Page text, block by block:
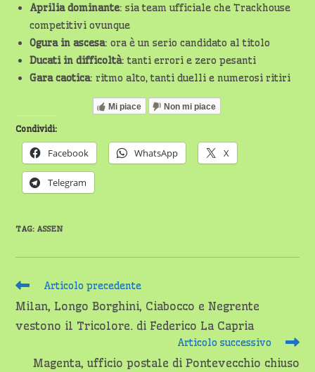
Aprilia dominante: sia team ufficiale che Trackhouse
competitivi ovunque
Ogura in ascesa: ora è un serio candidato al titolo
Ducati in difficoltà: tanti errori e zero pesanti
Gara caotica: ritmo alto, tanti duelli e numerosi ritiri
Mi piace Non mi piace
Condividi:
Facebook WhatsApp X
Telegram
TAG: ASSEN
Leggi
articoli
Articolo precedente
Milan, Longo Borghini, Ciabocco e Negrente
vestono il Tricolore. di Federico La Capria
Articolo successivo
Magenta, ufficio postale di Pontevecchio chiuso